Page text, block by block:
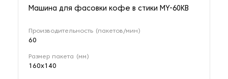
Машина для фасовки кофе в стики MY-60KB
Производительность (пакетов/мин)
60
Размер пакета (мм)
160x140